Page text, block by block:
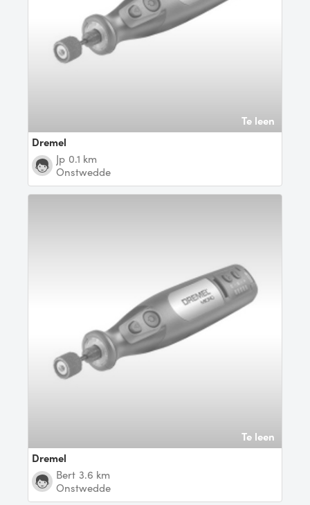
Te leen
Dremel
jp 0.1 km
Onstwedde
Te leen
dremel
Bert 3.6 km
Onstwedde